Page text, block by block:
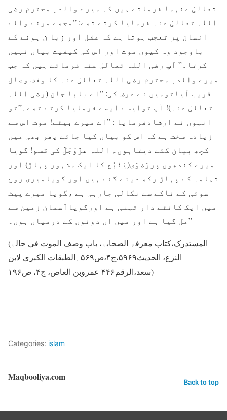
تعالیٰ عنہما فرماتے ہیں کہ میرے والد ِ محترم رضی
اللہ تعالیٰ عنہ فرمایا کرتے تھے: ”مجھے مرنے والے
انسان پر تعجب ہوتا ہے کہ عقل اور زبا ن ہونے کے
باوجود وہ کیوں موت اور اس کی کیفیت بیان نہیں
کرتا۔” آپ رضی اللہ تعالیٰ عنہ فرماتے ہیں کہ جب
میرے والد ِ محترم رضی اللہ تعالیٰ عنہ کا وقتِ وصال
قریب آیاتومیں نے عرض کی: ”اے بابا جان (رضی اللہ
تعالیٰ عنہ)! آپ توایسے ایسے فرمایا کرتے تھے۔”تو
انہوں نے ارشادفرمایا : ”اے میرے بیٹے! موت اس سے
زیادہ سخت ہے کہ اس کو بیان کیا جائے پھر بھی میں
کچھ بیان کئے دیتاہوں۔ اللہ عزَّوَجَلَّ کی قسم! گویا
میرے کندھوں پررَضوَی(یَنْبُع کا ایک مشہور پہاڑ) اور
تہامہ کے پہاڑ رکھ دیئے گئے ہیں اور گویامیری روح
سوئی کے ناکے سے نکالی جارہی ہے ،گویا میرے پیٹ
میں ایک کانٹے دار ٹہنی ہے اورگویاآسمان زمین سے
مل گیا ہے اور میں ان دونوں کے درمیان ہوں۔”
(المستدرک،کتاب معرفۃ الصحابۃ، باب وصف الموت فی حالۃ
النزع، الحدیث۵۹۶۹،ج۴،ص۵۶۹۔الطبقات الکبری لابن
سعد،الرقم۴۴۶ عمروبن العاص، ج۴، ص۱۹۶)
Categories: islam
Maqbooliya.com Back to top